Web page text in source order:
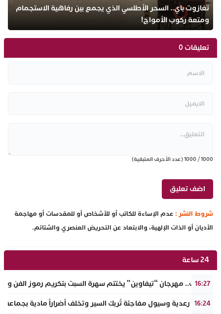
تغازوت باي.. السحر الأطلسي الذي يجمع بين رفاهية الاستجمام
ومتعة ركوب الأمواج!
تعليقات 0
1000
/
1000(عدد الأحرف المتبقية)
شروط النشر : عدم الإساءة للكاتب أو للأشخاص أو للمقدسات أو مهاجمة
الأديان أو الذات الإلهية، والابتعاد عن التحريض العنصري والشتائم.
24 ساعة
16:27
تافراوت.. مهرجان “تيفاوين” يختتم سهرة السبت بتكريم رموز الفن
16:24
عاصفة رعدية وسيول مفاجئة تُربك السير وتخلف أضراراً مادية بجماعة